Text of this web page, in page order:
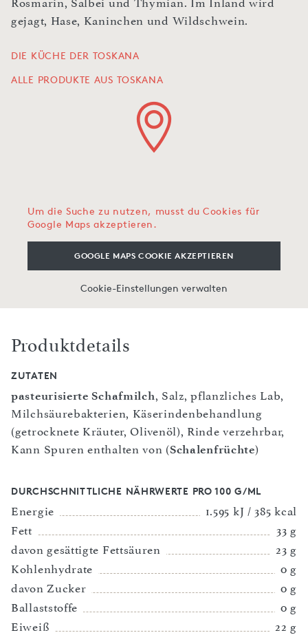
Rosmarin, Salbei und Thymian. Im Inland wird
gejagt, Hase, Kaninchen und Wildschwein.
DIE KÜCHE DER TOSKANA
ALLE PRODUKTE AUS TOSKANA
Um die Suche zu nutzen, musst du Cookies für
Google Maps akzeptieren.
GOOGLE MAPS COOKIE AKZEPTIEREN
Cookie-Einstellungen verwalten
Produktdetails
ZUTATEN
pasteurisierte Schafmilch, Salz, pflanzliches Lab,
Milchsäurebakterien, Käserindenbehandlung
(getrocknete Kräuter, Olivenöl), Rinde verzehrbar,
Kann Spuren enthalten von (Schalenfrüchte)
DURCHSCHNITTLICHE NÄHRWERTE PRO 100 G/ML
Energie
1.595 kJ / 385 kcal
Fett
33 g
davon gesättigte Fettsäuren
23 g
Kohlenhydrate
0 g
davon Zucker
0 g
Ballaststoffe
0 g
Eiweiß
22 g